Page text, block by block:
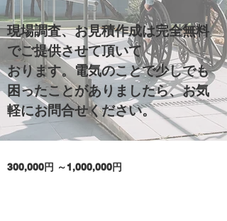
現場調査、お見積作成は完全無料
でご提供させて頂いて
おります。電気のことで少しでも
困ったことがありましたら、お気
軽にお問合せください。
300,000円 ～1,000,000円